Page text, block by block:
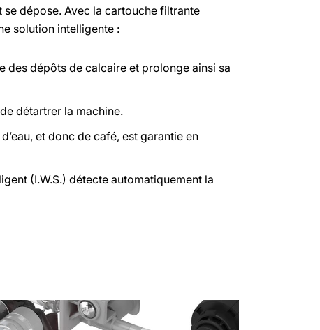
se dépose. Avec la cartouche filtrante
solution intelligente :
des dépôts de calcaire et prolonge ainsi sa
détartrer la machine.
et donc de café, est garantie en
(I.W.S.) détecte automatiquement la